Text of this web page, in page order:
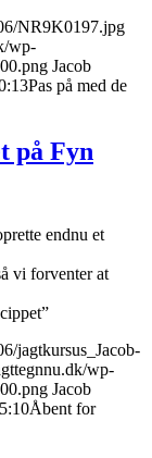
NR9K0197.jpg
wp-
Jacob
Pas på med de
på Fyn
endnu et
vi forventer at
jagtkursus_Jacob-
wp-
Jacob
Åbent for